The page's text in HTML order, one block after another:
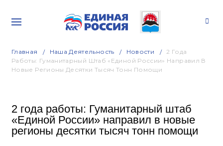
Главная Наша Деятельность Новости
2 Года
Работы: Гуманитарный Штаб «Единой России» Направил В
Новые Регионы Десятки Тысяч Тонн Помощи
2 года работы: Гуманитарный штаб
«Единой России» направил в новые
регионы десятки тысяч тонн помощи